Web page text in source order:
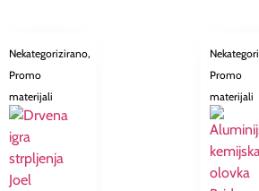
Nekategorizirano,
Promo
materijali
Promo
materijali